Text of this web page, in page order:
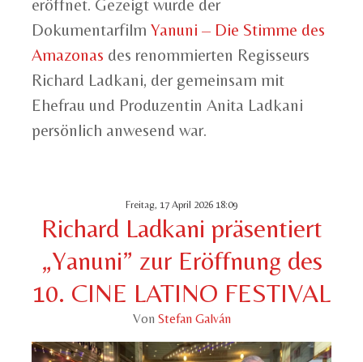
eröffnet. Gezeigt wurde der
Dokumentarfilm Yanuni – Die Stimme des
Amazonas des renommierten Regisseurs
Richard Ladkani, der gemeinsam mit
Ehefrau und Produzentin Anita Ladkani
persönlich anwesend war.
Freitag, 17 April 2026 18:09
Richard Ladkani präsentiert
„Yanuni” zur Eröffnung des
10. CINE LATINO FESTIVAL
Von Stefan Galván